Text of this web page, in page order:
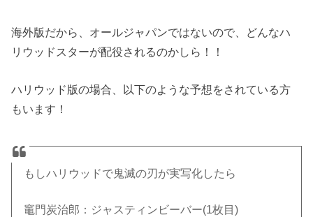
海外版だから、オールジャパンではないので、どんなハ
リウッドスターが配役されるのかしら！！
ハリウッド版の場合、以下のような予想をされている方
もいます！
もしハリウッドで鬼滅の刃が実写化したら
竈門炭治郎：ジャスティンビーバー(1枚目)